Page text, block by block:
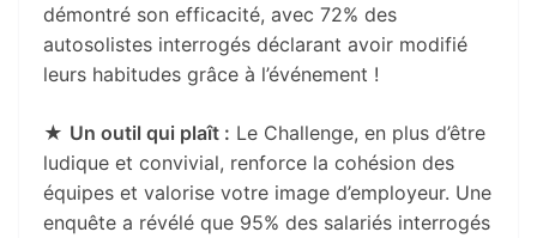
démontré son efficacité, avec 72% des
autosolistes interrogés déclarant avoir modifié
leurs habitudes grâce à l’événement !
★ Un outil qui plaît : Le Challenge, en plus d’être
ludique et convivial, renforce la cohésion des
équipes et valorise votre image d’employeur. Une
enquête a révélé que 95% des salariés interrogés